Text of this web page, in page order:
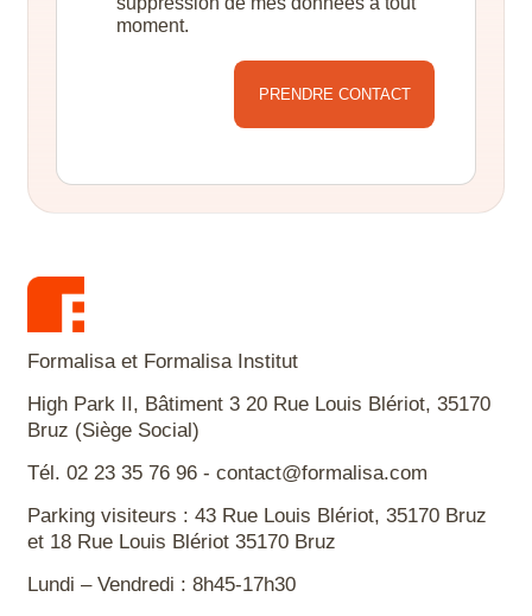
moment.
Formalisa et Formalisa Institut
High Park II, Bâtiment 3 20 Rue Louis Blériot, 35170
Bruz (Siège Social)
Tél. 02 23 35 76 96 - contact@formalisa.com
Parking visiteurs : 43 Rue Louis Blériot, 35170 Bruz
et 18 Rue Louis Blériot 35170 Bruz
Lundi – Vendredi : 8h45-17h30